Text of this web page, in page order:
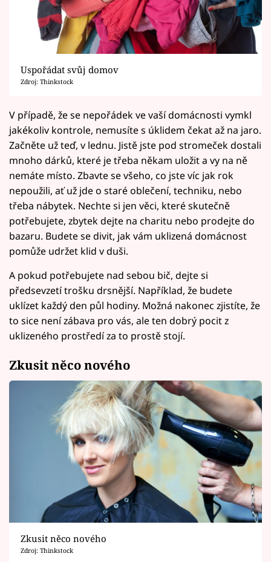
Uspořádat svůj domov
Zdroj: Thinkstock
V případě, že se nepořádek ve vaší domácnosti vymkl
jakékoliv kontrole, nemusíte s úklidem čekat až na jaro.
Začněte už teď, v lednu. Jistě jste pod stromeček dostali
mnoho dárků, které je třeba někam uložit a vy na ně
nemáte místo. Zbavte se všeho, co jste víc jak rok
nepoužili, ať už jde o staré oblečení, techniku, nebo
třeba nábytek. Nechte si jen věci, které skutečně
potřebujete, zbytek dejte na charitu nebo prodejte do
bazaru. Budete se divit, jak vám uklizená domácnost
pomůže udržet klid v duši.
A pokud potřebujete nad sebou bič, dejte si
předsevzetí trošku drsnější. Například, že budete
uklízet každý den půl hodiny. Možná nakonec zjistíte, že
to sice není zábava pro vás, ale ten dobrý pocit z
uklizeného prostředí za to prostě stojí.
Zkusit něco nového
Zkusit něco nového
Zdroj: Thinkstock